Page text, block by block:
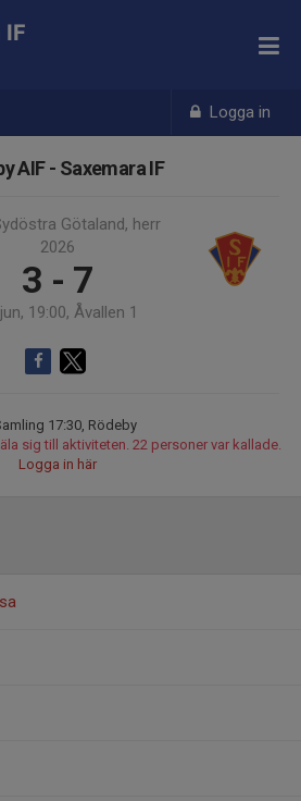
Logga in
IF
AIF - Saxemara IF
Götaland, herr
2026
3 - 7
19:00, Åvallen 1
17:30, Rödeby
sig till aktiviteten. 22 personer var kallade.
Logga in här